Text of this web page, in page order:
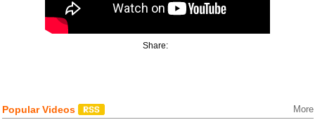
Share:
Popular Videos More